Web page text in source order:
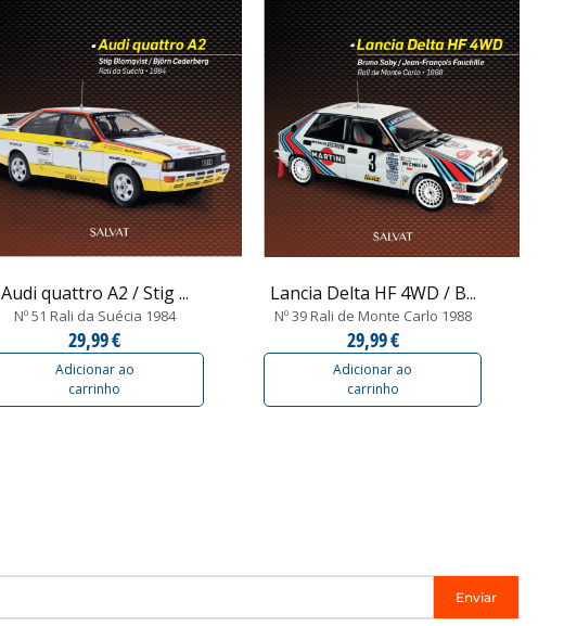
Audi quattro A2 / Stig ...
Nº 51 Rali da Suécia 1984
29,99 €
Adicionar ao
carrinho
Lancia Delta HF 4WD / B...
Nº 39 Rali de Monte Carlo 1988
29,99 €
Adicionar ao
carrinho
Enviar